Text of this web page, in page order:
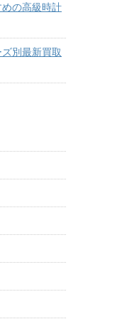
の高級時計
別最新買取